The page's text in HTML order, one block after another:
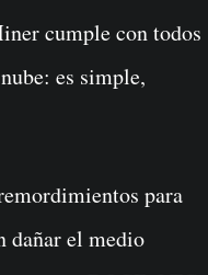
cumple con todos
es simple,
para
dañar el medio